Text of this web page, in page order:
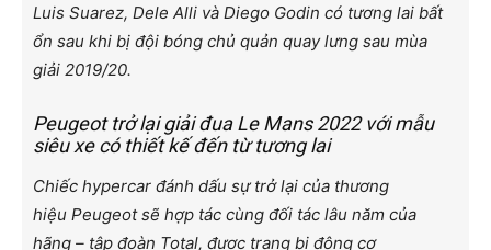
Luis Suarez, Dele Alli và Diego Godin có tương lai bất
ổn sau khi bị đội bóng chủ quản quay lưng sau mùa
giải 2019/20.
Peugeot trở lại giải đua Le Mans 2022 với mẫu
siêu xe có thiết kế đến từ tương lai
Chiếc hypercar đánh dấu sự trở lại của thương
hiệu Peugeot sẽ hợp tác cùng đối tác lâu năm của
hãng – tập đoàn Total, được trang bị động cơ